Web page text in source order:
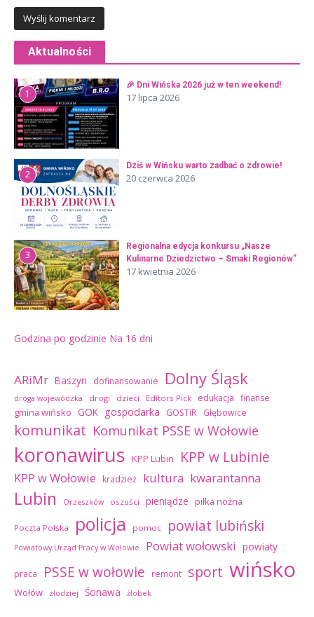
Aktualności
1
🎉 Dni Wińska 2026 już w ten weekend!
17 lipca 2026
2
Dziś w Wińsku warto zadbać o zdrowie!
20 czerwca 2026
3
Regionalna edycja konkursu „Nasze
Kulinarne Dziedzictwo – Smaki Regionów”
17 kwietnia 2026
Godzina po godzinie Na 16 dni
ARiMr Baszyn dofinansowanie Dolny Śląsk
droga wojewódzka drogi dzieci Editors Pick edukacja finanse
gmina wińsko GOK gospodarka GOSTiR Głębowice
komunikat Komunikat PSSE w Wołowie
koronawirus KPP Lubin KPP w Lubinie
KPP w Wołowie kradzież kultura kwarantanna
Lubin Orzeszków oszuści pieniądze piłka nożna
Poczta Polska policja pomoc powiat lubiński
Powiatowy Urząd Pracy w Wołowie Powiat wołowski powiaty
praca PSSE w wołowie remont sport wińsko
Wołów złodziej Ścinawa żłobek